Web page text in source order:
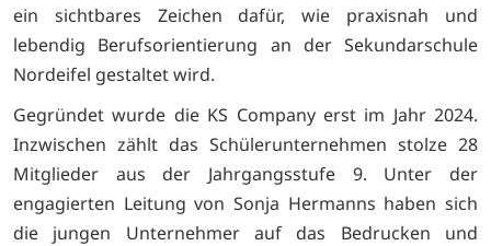
ein sichtbares Zeichen dafür, wie praxisnah und
lebendig Berufsorientierung an der Sekundarschule
Nordeifel gestaltet wird.
Gegründet wurde die KS Company erst im Jahr 2024.
Inzwischen zählt das Schülerunternehmen stolze 28
Mitglieder aus der Jahrgangsstufe 9. Unter der
engagierten Leitung von Sonja Hermanns haben sich
die jungen Unternehmer auf das Bedrucken und